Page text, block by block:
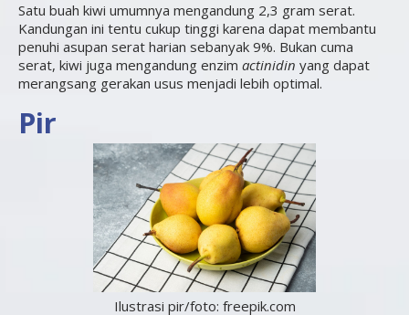
Satu buah kiwi umumnya mengandung 2,3 gram serat.
Kandungan ini tentu cukup tinggi karena dapat membantu
penuhi asupan serat harian sebanyak 9%. Bukan cuma
serat, kiwi juga mengandung enzim actinidin yang dapat
merangsang gerakan usus menjadi lebih optimal.
Pir
Ilustrasi pir/foto: freepik.com